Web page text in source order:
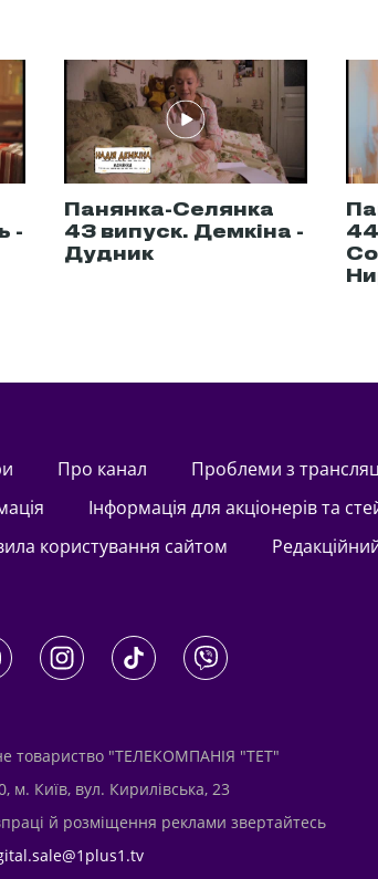
-
Панянка-Селянка
43 випуск. Демкіна -
Дудник
44
Про канал
Проблеми з
Інформація для акціонерів та
користування сайтом
товариство "ТЕЛЕКОМПАНІЯ "ТЕТ"
м. Київ, вул. Кирилівська, 23
й розміщення реклами звертайтесь